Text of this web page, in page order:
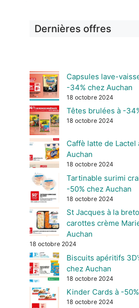
Dernières offres
Capsules lave-
-34% chez Auchan
18 octobre 2024
Têtes brulées à -
18 octobre 2024
Caffè latte de Lactel
Auchan
18 octobre 2024
Tartinable surimi
-50% chez Auchan
18 octobre 2024
St Jacques à la
carottes crème
Auchan
18 octobre 2024
Biscuits apéritifs
chez Auchan
18 octobre 2024
Kinder Cards à -
18 octobre 2024